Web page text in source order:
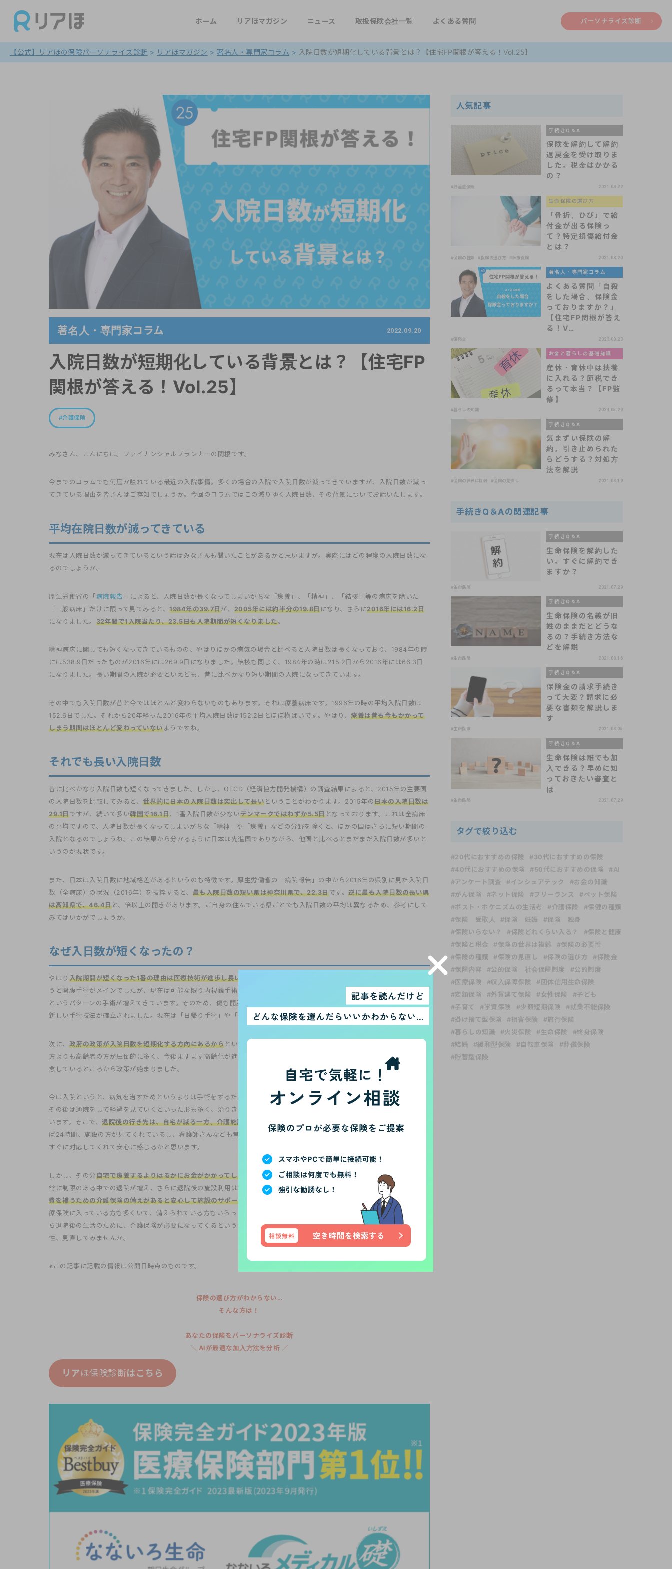
ホーム リアほマガジン ニュース 取扱保険会社一覧 よくある質問 パーソナライズ診断
【公式】リアほの保険パーソナライズ診断 > リアほマガジン > 著名人・専門家コラム > 入院日数が短期化している背景とは？【住宅FP関根が答える！Vol.25】
著名人・専門家コラム 2022.09.20
入院日数が短期化している背景とは？【住宅FP
関根が答える！Vol.25】
介護保険
みなさん、こんにちは。ファイナンシャルプランナーの関根です。
今までのコラムでも何度か触れている最近の入院事情。多くの場合の入院で入院日数が減ってきていますが、入院日数が減っ
てきている理由を皆さんはご存知でしょうか。今回のコラムではこの減りゆく入院日数、その背景についてお話いたします。
平均在院日数が減ってきている
現在は入院日数が減ってきているという話はみなさんも聞いたことがあるかと思いますが。実際にはどの程度の入院日数にな
るのでしょうか。
厚生労働省の「病院報告 」によると、入院日数が長くなってしまいがちな「療養」、「精神」、「結核」等の病床を除いた
「一般病床」だけに限って見てみると、 1984年の39.7日が、 2005年には約半分の19.8日になり、さらに2016年には16.2日
になりました。 32年間で1入院当たり、23.5日も入院期間が短くなりました。
精神病床に関しても短くなってきているものの、やはりほかの病気の場合と比べると入院日数は長くなっており、1984年の時
には538.9日だったものが2016年には269.9日になりました。結核も同じく、1984年の時は215.2日から2016年には66.3日
になりました。長い期間の入院が必要といえども、昔に比べかなり短い期間の入院になってきています。
その中でも入院日数が昔と今ではほとんど変わらないものもあります。それは療養病床です。1996年の時の平均入院日数は
152.6日でした。それから20年経った2016年の平均入院日数は152.2日とほぼ横ばいです。やはり、 療養は昔も今もかかって
しまう期間はほとんど変わっていないようですね。
それでも長い入院日数
昔に比べかなり入院日数も短くなってきました。しかし、OECD（経済協力開発機構）の調査結果によると、2015年の主要国
の入院日数を比較してみると、 世界的に日本の入院日数は突出して長い ということがわかります。2015年の日本の入院日数は
29.1日ですが、続いて多い韓国で16.1日、1番入院日数が少ないデンマークではわずか5.5日となっております。これは全病床
の平均ですので、入院日数が長くなってしまいがちな「精神」や「療養」などの分野を除くと、ほかの国はさらに短い期間の
入院となるのでしょうね。この結果から分かるように日本は先進国でありながら、他国と比べるとまだまだ入院日数が多いと
いうのが現状です。
また、日本は入院日数に地域格差があるというのも特徴です。厚生労働省の「病院報告」の中から2016年の県別に見た入院日
数（全病床）の状況（2016年）を抜粋すると、 最も入院日数の短い県は神奈川県で、22.3日です。 逆に最も入院日数の長い県
は高知県で、46.4日と、倍以上の開きがあります。ご自身の住んでいる県ごとでも入院日数の平均は異なるため、参考にして
みてはいかがでしょうか。
なぜ入日数が短くなったの？
やはり 入院期間が短くなった1番の理由は医療技術が進歩し長い入院を必要としなくなったから
うと開腹手術がメインでしたが、現在は可能な限り内視鏡手術や腹腔鏡手術を行い、癒着がひどく、難しい場合には開腹する
というパターンの手術が増えてきています。そのため、傷も開腹を行った時よりもとても小さく、体への負担が非常に少ない
新しい手術技法が確立されました。現在は「日帰り手術」や「一泊手術」も珍しいものではなくなりました。
次に、 政府の政策が入院日数を短期化する方向にあるから ということです。やはり、入院をする患者さんというものは、若い
方よりも高齢者の方が圧倒的に多く、今後ますます高齢化が進んでいった際に、医療現場がひっ迫してしまうということを懸
念しているところから政策が始まりました。
今は入院というと、病気を治すためというよりは手術をするための入院が増えています。手術をし、安定したらすぐに退院。
その後は通院をして経過を見ていくといった形も多く、治りきっていない状態の退院は、患者も家族の方も不安があるかと思
います。そこで、 退院後の行き先は、自宅が減る一方、介護施設への入居をするケースが増えています
。介護施設へ入所すれ
ば24時間、施設の方が見てくれているし、看護師さんなども常駐しており、知識のない家族が見ているより、なにかあっても
すぐに対応してくれて安心に感じるかと思います。
しかし、その分自宅で療養するよりはるかにお金がかかってしまいます 。これからは昔に比べより、病気が治っておらず、日
常に制限のある中での退院が増え、さらに退院後の施設利用は増えていくことでしょう。そういった時にはやはり、
費を補うための介護保険の備えがあると安心して施設のサポートを受けることができる
のではないでしょうか。入院費用は医
療保険に入っている方も多くいて、備えられている方もいらっしゃると思いますが、実は入院日数が減ってきているところか
ら退院後の生活のために、介護保険が必要になってくるというのは想像もできないかと思います。今一度、介護保険の必要
性、見直してみませんか。
※この記事に記載の情報は公開日時点のものです。
保険の選び方がわからない…
そんな方は！
あなたの保険をパーソナライズ診断
＼ AIが最適な加入方法を分析 ／
リアほ保険診断はこちら
人気記事
手続きQ＆A
保険を解約して解約
返戻金を受け取りま
した。税金はかかる
の？
#貯蓄型保険 2021.08.22
生命保険の選び方
「骨折、ひび」で給
付金が出る保険っ
て？特定損傷給付金
とは？
#保険の種類 #保険の選び方 #医療保険 2021.08.20
著名人・専門家コラム
よくある質問「自殺
をした場合、保険金
っておりますか？」
【住宅FP関根が答え
る！V…
#保険金 2023.08.23
お金と暮らしの基礎知識
産休・育休中は扶養
に入れる？節税でき
るって本当？【FP監
修】
#暮らしの知識 2024.05.29
手続きQ＆A
気まずい保険の解
約。引き止められた
らどうする？対処方
法を解説
#保険の世界は複雑 #保険の見直し 2021.08.19
手続きQ＆Aの関連記事
手続きQ＆A
生命保険を解約した
い。すぐに解約でき
ますか？
#生命保険 2021.07.29
手続きQ＆A
生命保険の名義が旧
姓のままだとどうな
るの？手続き方法な
どを解説
#生命保険 2021.08.16
手続きQ＆A
保険金の請求手続き
って大変？請求に必
要な書類を解説しま
す
#生命保険 2021.08.05
手続きQ＆A
生命保険は誰でも加
入できる？早めに知
っておきたい審査と
は
#生命保険 2021.07.29
タグで絞り込む
#20代におすすめの保険
#30代におすすめの保険
#40代におすすめの保険
#50代におすすめの保険
#AI
#アンケート調査
#インシュアテック
#お金の知識
#がん保険
#ネット保険 #フリーランス
#ペット保険
#ポスト・ホケニズムの生活考
#介護保険
#保健の種類
#保険 受取人
#保険 妊娠
#保険 独身
#保険いらない？
#保険どれくらい入る？
#保険と健康
#保険と税金
#保険の世界は複雑
#保険の必要性
#保険の種類
#保険の見直し #保険の選び方
#保険金
#保障内容
#公的保険 社会保障制度
#公的制度
#医療保険
#収入保障保険
#団体信用生命保険
#変額保険
#外貨建て保険 #女性保険
#子ども
#子育て
#学資保険 #少額短期保険
#就業不能保険
#掛け捨て型保険
#損害保険
#旅行保険
#暮らしの知識
#火災保険 #生命保険
#終身保険
#結婚
#緩和型保険 #自転車保険
#葬儀保険
#貯蓄型保険